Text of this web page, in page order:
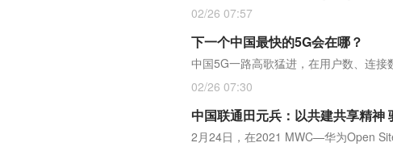
02/26 07:57
下一个中国最快的5G会在哪？
中国5G一路高歌猛进，在用户数、连
02/26 07:30
中国联通田元兵：以共建共享精神
2月24日，在2021 MWC—华为Open